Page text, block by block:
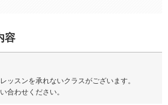
容
ッスンを承れないクラスがございます。
合わせください。